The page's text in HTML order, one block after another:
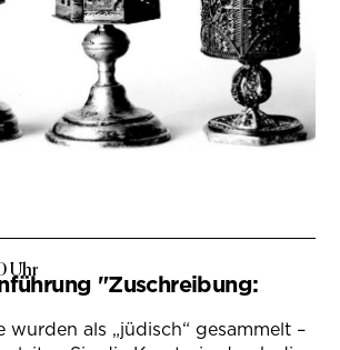
Uhr
"Zuschreibung:
wurden als „jüdisch“ gesammelt –